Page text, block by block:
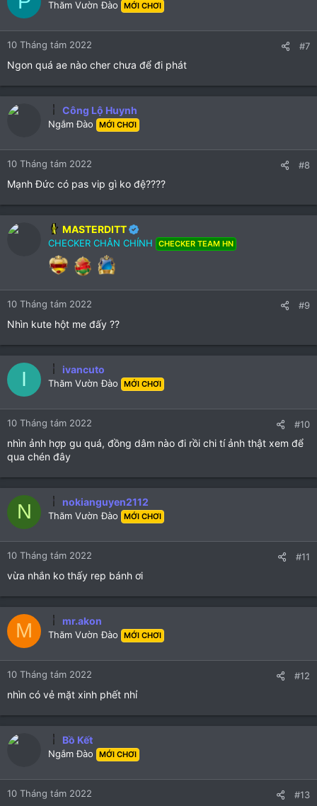
Thăm Vườn Đào MỚI CHƠI
10 Tháng tám 2022 #7
Ngon quá ae nào cher chưa để đi phát
Công Lộ Huynh
Ngắm Đào MỚI CHƠI
10 Tháng tám 2022 #8
Mạnh Đức có pas vip gì ko đệ????
MASTERDITT
CHECKER CHÂN CHÍNH CHECKER TEAM HN
10 Tháng tám 2022 #9
Nhìn kute hột me đấy ??
I ivancuto
Thăm Vườn Đào MỚI CHƠI
10 Tháng tám 2022 #10
nhìn ảnh hợp gu quá, đồng dâm nào đi rồi chi tí ảnh thật xem để
qua chén đây
N nokianguyen2112
Thăm Vườn Đào MỚI CHƠI
10 Tháng tám 2022 #11
vừa nhắn ko thấy rep bánh ơi
M mr.akon
Thăm Vườn Đào MỚI CHƠI
10 Tháng tám 2022 #12
nhìn có vẻ mặt xinh phết nhỉ
Bồ Kết
Ngắm Đào MỚI CHƠI
10 Tháng tám 2022 #13